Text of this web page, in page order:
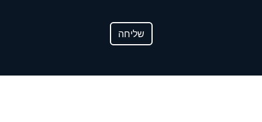
שליחה